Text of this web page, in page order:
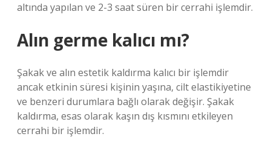
altında yapılan ve 2-3 saat süren bir cerrahi işlemdir.
Alın germe kalıcı mı?
Şakak ve alın estetik kaldırma kalıcı bir işlemdir
ancak etkinin süresi kişinin yaşına, cilt elastikiyetine
ve benzeri durumlara bağlı olarak değişir. Şakak
kaldırma, esas olarak kaşın dış kısmını etkileyen
cerrahi bir işlemdir.